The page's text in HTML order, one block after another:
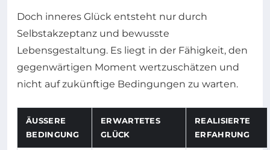
Doch inneres Glück entsteht nur durch
Selbstakzeptanz und bewusste
Lebensgestaltung. Es liegt in der Fähigkeit, den
gegenwärtigen Moment wertzuschätzen und
nicht auf zukünftige Bedingungen zu warten.
ÄUSSERE B
EDINGUNG
ERWARTETES
GLÜCK
REALISIERTE
ERFAHRUNG